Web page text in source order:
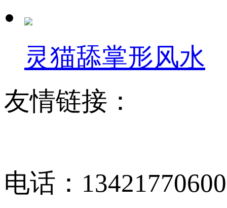
灵猫舔掌形风水
友情链接：
电话：13421770600